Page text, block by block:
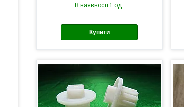
В наявності 1 од.
Купити